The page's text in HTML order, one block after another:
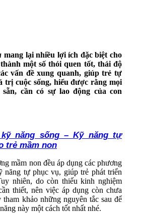
mang lại nhiều lợi ích đặc biệt cho
một số thói quen tốt, thái độ
vấn đề xung quanh, giúp trẻ tự
trị cuộc sống, hiểu được rằng mọi
cần có sự lao động của con
kỹ năng sống – Kỹ năng tự
trẻ mầm non
mầm non đều áp dụng các phương
năng tự phục vụ, giúp trẻ phát triển
nhiên, do còn thiếu kinh nghiệm
thiết, nên việc áp dụng còn chưa
tham khảo những nguyên tắc sau để
này một cách tốt nhất nhé.